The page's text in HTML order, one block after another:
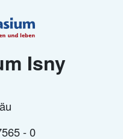
Isny
- 0